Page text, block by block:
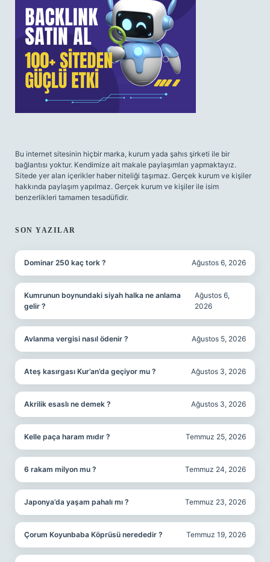
Bu internet sitesinin hiçbir marka, kurum yada şahıs şirketi ile bir
bağlantısı yoktur. Kendimize ait makale paylaşımları yapmaktayız.
Sitede yer alan içerikler haber niteliği taşımaz. Gerçek kurum ve kişiler
hakkında paylaşım yapılmaz. Gerçek kurum ve kişiler ile isim
benzerlikleri tamamen tesadüfidir.
SON YAZILAR
Dominar 250 kaç tork ? Ağustos 6, 2026
Kumrunun boynundaki siyah halka ne anlama
gelir ?
Ağustos 6,
2026
Avlanma vergisi nasıl ödenir ? Ağustos 5, 2026
Ateş kasırgası Kur’an’da geçiyor mu ? Ağustos 3, 2026
Akrilik esaslı ne demek ? Ağustos 3, 2026
Kelle paça haram mıdır ? Temmuz 25, 2026
6 rakam milyon mu ? Temmuz 24, 2026
Japonya’da yaşam pahalı mı ? Temmuz 23, 2026
Çorum Koyunbaba Köprüsü nerededir ? Temmuz 19, 2026